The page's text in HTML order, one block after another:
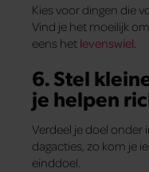
Kies voor dingen die
Vind je het moeilijk
eens het levenswiel
6. Stel
je helpen
Verdeel je doel onder
dagacties, zo kom je
einddoel.